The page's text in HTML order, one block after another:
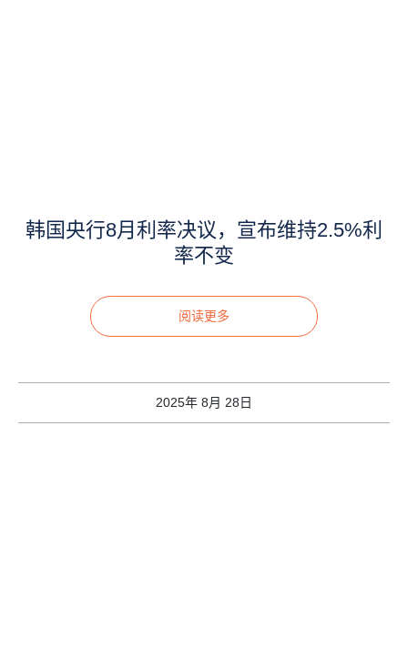
韩国央行8月利率决议，宣布维持2.5%利
率不变
阅读更多
2025年 8月 28日